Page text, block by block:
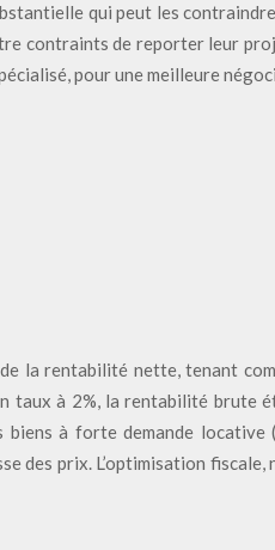
qui peut les
contraints de reporter leur
pour une meilleure
la rentabilité nette, tenant
taux à 2%, la rentabilité brute
à forte demande locative
des prix. L’optimisation